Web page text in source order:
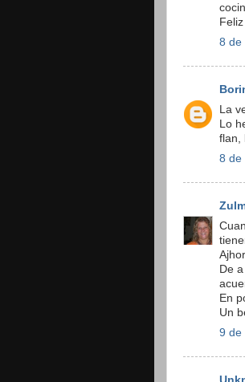
8 de
La
Lo
flan,
8 de
De
En
Un
9 de